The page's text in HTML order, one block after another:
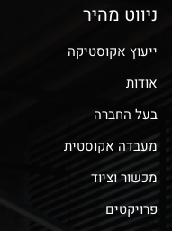
ניווט מהיר
ייעוץ אקוסטיקה
אודות
בעל החברה
מעבדה אקוסטית
מכשור וציוד
פרויקטים